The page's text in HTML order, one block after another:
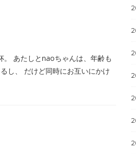
あたしとnaoちゃんは、年齢も
し、 だけど同時にお互いにかけ